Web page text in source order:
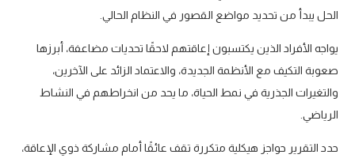
الحل يبدأ من تحديد مواضع القصور في النظام الحالي.
يواجه الأفراد الذين يكتسبون إعاقتهم لاحقًا تحديات مضاعفة، أبرزها
صعوبة التكيف مع الأنظمة الجديدة، والاعتماد الزائد على الآخرين،
والتغيرات الجذرية في نمط الحياة، ما يحد من انخراطهم في النشاط
الرياضي.
حدد التقرير حواجز هيكلية متكررة تقف عائقًا أمام مشاركة ذوي الإعاقة،